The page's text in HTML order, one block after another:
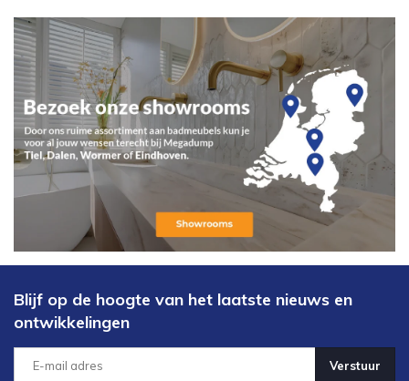
Blijf op de hoogte van het laatste nieuws en
ontwikkelingen
Verstuur